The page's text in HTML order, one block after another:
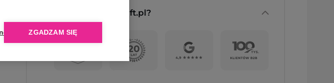
ZGADZAM SIĘ
Dlaczego OpenGift.pl?